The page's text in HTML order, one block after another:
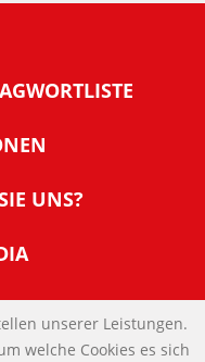
UNS?
unserer Leistungen.
welche Cookies es sich